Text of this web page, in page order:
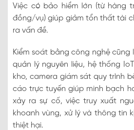
Việc có bảo hiểm lớn (từ hàng
đồng/vụ) giúp giảm tổn thất tài
ra vấn đề.
Kiểm soát bằng công nghệ cũng
quản lý nguyên liệu, hệ thống
kho, camera giám sát quy trình
cáo trực tuyến giúp minh bạch
xảy ra sự cố, việc truy xuất
khoanh vùng, xử lý và thông tin
thiệt hại.